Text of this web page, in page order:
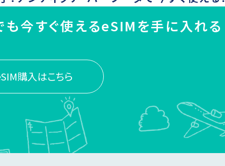
も今すぐ使えるeSIMを手に入れる
購入はこちら